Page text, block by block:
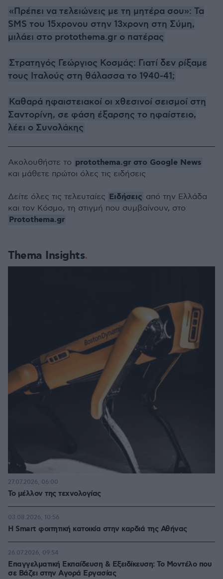
«Πρέπει να τελειώνεις με τη μητέρα σου»: Τα
SMS του 15χρονου στην 13χρονη στη Σύμη,
μιλάει στο protothema.gr ο πατέρας
Στρατηγός Γεώργιος Κοσμάς: Γιατί δεν ρίξαμε
τους Ιταλούς στη θάλασσα το 1940-41;
Καθαρά ηφαιστειακοί οι χθεσινοί σεισμοί στη
Σαντορίνη, σε φάση έξαρσης το ηφαίστειο,
λέει ο Συνολάκης
Thema Insights
Το μέλλον της τεχνολογίας
27.07.2026, 06:00
Η Smart φοιτητική κατοικία στην καρδιά της Αθήνας
03.08.2026, 10:56
Επαγγελματική Εκπαίδευση & Εξειδίκευση: Το Mοντέλο που
σε Bάζει στην Aγορά Eργασίας
26.07.2026, 09:54
Ακολουθήστε το protothema.gr στο Google News
και μάθετε πρώτοι όλες τις ειδήσεις
Δείτε όλες τις τελευταίες Ειδήσεις από την Ελλάδα
και τον Κόσμο, τη στιγμή που συμβαίνουν, στο
Protothema.gr